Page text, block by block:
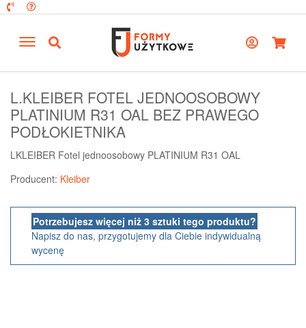
L.KLEIBER FOTEL JEDNOOSOBOWY
PLATINIUM R31 OAL BEZ PRAWEGO
PODŁOKIETNIKA
LKLEIBER Fotel jednoosobowy PLATINIUM R31 OAL
Producent: Kleiber
Potrzebujesz więcej niż 3 sztuki tego produktu?
Napisz do nas, przygotujemy dla Ciebie indywidualną
wycenę